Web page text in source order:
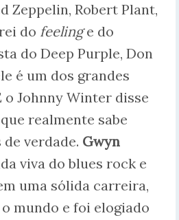
Zeppelin, Robert Plant,
do feelinge do
do Deep Purple, Don
é um dos grandes
o Johnny Winter disse
realmente sabe
verdade. Gwyn
viva do blues rock e
uma sólida carreira,
mundo e foi elogiado